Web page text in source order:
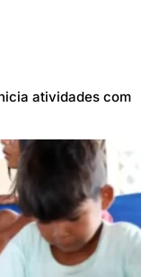
atividades com